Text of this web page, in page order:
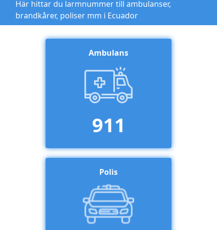
Här hittar du larmnummer till ambulanser,
brandkårer, poliser mm i Ecuador
Ambulans
911
Polis